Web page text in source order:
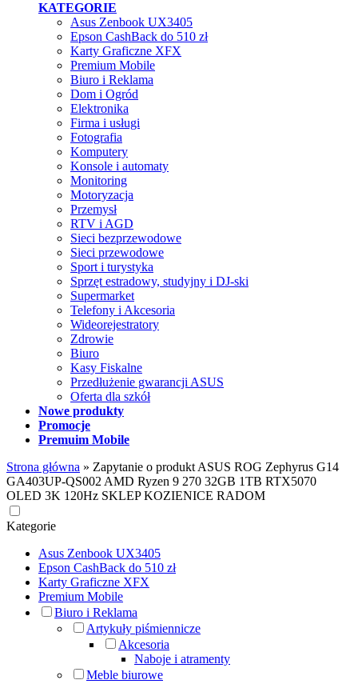
KATEGORIE
Asus Zenbook UX3405
Epson CashBack do 510 zł
Karty Graficzne XFX
Premium Mobile
Biuro i Reklama
Dom i Ogród
Elektronika
Firma i usługi
Fotografia
Komputery
Konsole i automaty
Monitoring
Motoryzacja
Przemysł
RTV i AGD
Sieci bezprzewodowe
Sieci przewodowe
Sport i turystyka
Sprzęt estradowy, studyjny i DJ-ski
Supermarket
Telefony i Akcesoria
Wideorejestratory
Zdrowie
Biuro
Kasy Fiskalne
Przedłużenie gwarancji ASUS
Oferta dla szkół
Nowe produkty
Promocje
Premuim Mobile
Strona główna » Zapytanie o produkt ASUS ROG Zephyrus G14
GA403UP-QS002 AMD Ryzen 9 270 32GB 1TB RTX5070
OLED 3K 120Hz SKLEP KOZIENICE RADOM
Kategorie
Asus Zenbook UX3405
Epson CashBack do 510 zł
Karty Graficzne XFX
Premium Mobile
Biuro i Reklama
Artykuły piśmiennicze
Akcesoria
Naboje i atramenty
Meble biurowe